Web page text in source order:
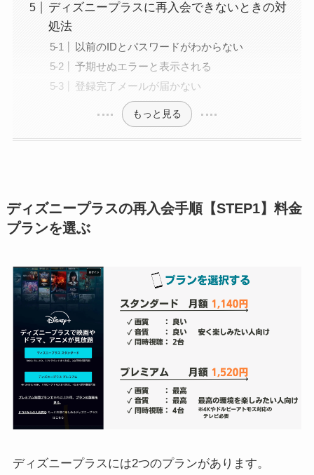
ディズニープラスに再入会できないときの対
処法
以前のIDとパスワードがわからない
予期せぬエラーと表示される
登録完了メールが届かない
もっと見る
ディズニープラスの再入会手順【STEP1】料金
プランを選ぶ
ディズニープラスには2つのプランがあります。